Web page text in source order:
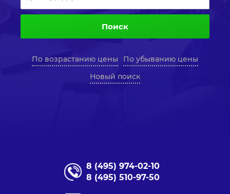
Поиск
По возрастанию цены
По убыванию цены
Новый поиск
8 (495) 974-02-10
8 (495) 510-97-50